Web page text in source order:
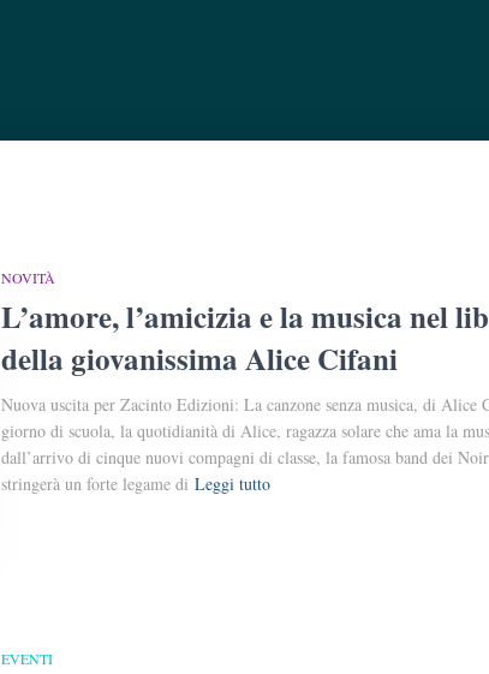
NOVITÀ
L’amore, l’amicizia e la musica nel
della giovanissima Alice Cifani
Nuova uscita per Zacinto Edizioni: La canzone senza musica, di Alice
giorno di scuola, la quotidianità di Alice, ragazza solare che ama la
dall’arrivo di cinque nuovi compagni di classe, la famosa band dei
stringerà un forte legame di Leggi tutto
EVENTI